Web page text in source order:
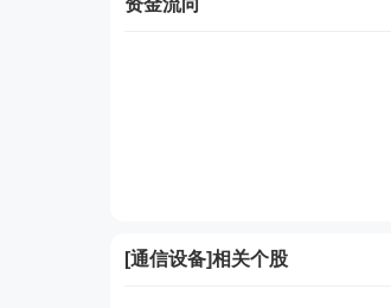
资金流向
[通信设备]相关个股